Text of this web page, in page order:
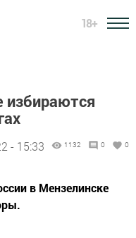
18+
избираются
- 15:33 1132 0 0
в Мензелинске